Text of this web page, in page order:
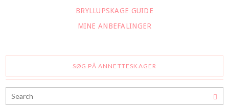
BRYLLUPSKAGE GUIDE
MINE ANBEFALINGER
SØG PÅ ANNETTESKAGER